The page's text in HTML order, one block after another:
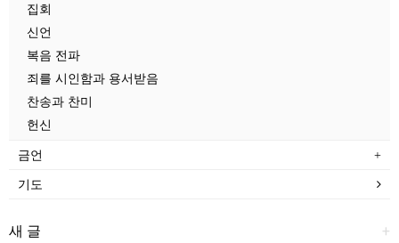
집회
신언
복음 전파
죄를 시인함과 용서받음
찬송과 찬미
헌신
금언
기도
+
새 글